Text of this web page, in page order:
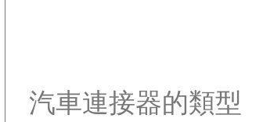
汽車連接器的類型